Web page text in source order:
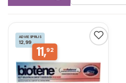
ADVIESPRIJS
12,99
11,92